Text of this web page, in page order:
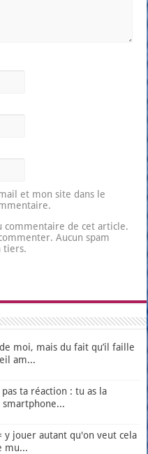
et mon site dans le
de cet article.
Aucun spam
tiers.
moi, mais du fait qu’il faille
am...
ta réaction : tu as la
smartphone...
jouer autant qu'on veut cela
mu...